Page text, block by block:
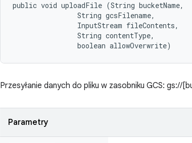
public void uploadFile (String bucketName,
                String gcsFilename,
                InputStream fileContents,
                String contentType,
                boolean allowOverwrite)
Przesyłanie danych do pliku w zasobniku GCS: gs://
Parametry